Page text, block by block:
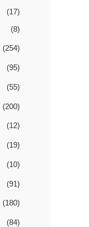
(17)
(8)
(254)
(95)
(55)
(200)
(12)
(19)
(10)
(91)
(180)
(84)